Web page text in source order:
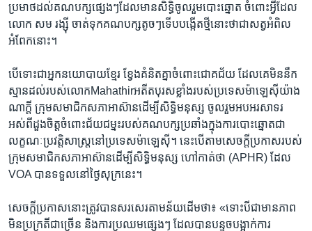
ប្រមាថ​ដល់​គណបក្ស​ផ្សេងៗ​ដែល​មាន​សិទ្ធិ​ចូល​រួម​បោះឆ្នោត​ ចំពោះ​អ្វី​ដែល​
លោក សម រង្ស៊ី​ ចាត់​ទុក​គណបក្ស​តូចៗ​ទើប​បង្កើតថ្មី​នោះ​ថា​ជា​សត្វ​អំពិល​
អំពែក​នោះ។​
​បើទោះជា​អ្នកនយោបាយ​ខ្មែរ​ ខ្វែង​គំនិតគ្នា​ចំពោះ​ជោគជ័យ​ ដែល​គេ​មិននឹក​
ស្មាន​ដល់​របស់​លោក​Mahathirអតីត​បុរស​ខ្លាំង​របស់​ប្រទេស​ម៉ាឡេស៊ី​យ៉ាង​
ណាក្តី ក្រុម​សមាជិក​សភា​អាស៊ាន​ដើម្បី​សិទ្ធិ​មនុស្ស​ ចូលរួម​អបអរ​សាទរ​
អស់ពី​ដួងចិត្ត​ចំពោះ​ជ័យជម្នះ​របស់​គណបក្ស​ប្រឆាំងក្នុង​ការ​បោះឆ្នោត​ជា
លក្ខណៈ​ប្រវត្តិសាស្ត្រ​នៅ​ប្រទេស​ម៉ាឡេស៊ី។ នេះ​បើតាម​សេចក្តី​ប្រកាស​របស់​
ក្រុម​សមាជិក​សភា​អាស៊ាន​ដើម្បី​សិទ្ធិមនុស្ស​ ហៅ​កាត់ថា​ (APHR) ​ដែល
VOA បាន​ទទួល​នៅ​ថ្ងៃ​សុក្រ​នេះ។
សេចក្តី​ប្រកាស​នោះត្រូវ​បាន​សរសេរ​តាម​ន័យ​ដើមថា៖ «ទោះបីជា​មាន​ភាព​
មិន​ប្រក្រតី​ជាច្រើន និង​ការ​ប្រឈម​ផ្សេងៗ​ ដែល​បាន​បន្ទុចបង្អាក់​ការ​